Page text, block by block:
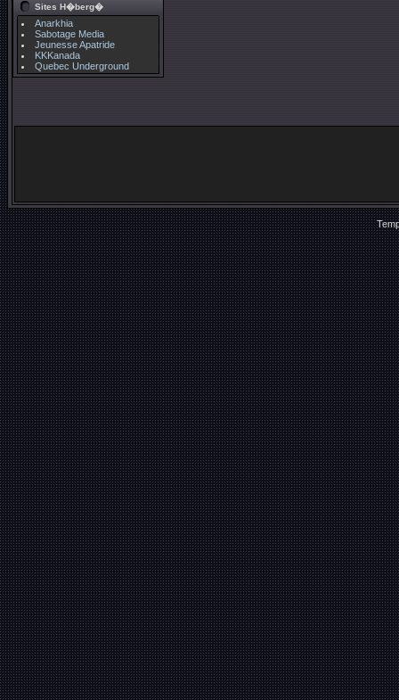
Sites H�berg�
Anarkhia
Sabotage Media
Jeunesse Apatride
KKKanada
Quebec Underground